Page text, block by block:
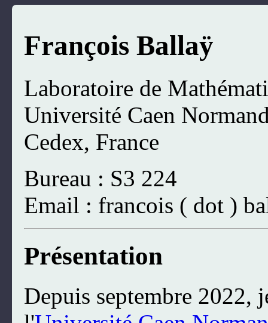
François Ballaÿ
Laboratoire de
Université Caen
Cedex, France
Bureau : S3 224
Email : francois ( dot )
Présentation
Depuis septembre 2022,